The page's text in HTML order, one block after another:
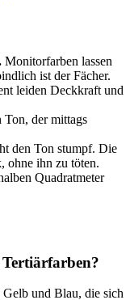
Monitorfarben lassen
ist der Fächer.
leiden Deckkraft und
Ton, der mittags
den Ton stumpf. Die
ohne ihn zu töten.
Quadratmeter
und Blau, die sich